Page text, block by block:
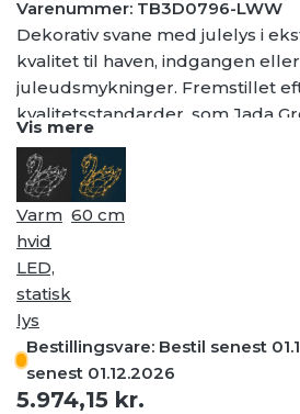
Varenummer: TB3D0796-LWW
Dekorativ svane med julelys i
kvalitet til haven, indgangen
juleudsmykninger. Fremstillet
kvalitetsstandarder, som Jada
erhvervskunder i stor skala.
Vis mere
Varm
hvid
LED,
statisk
lys
60 cm
Bestillingsvare: Bestil senest
senest 01.12.2026
5.974,15 kr.